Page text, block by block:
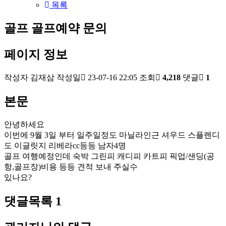
목록
골프 골프예약 문의
페이지 정보
작성자 김재삼 작성일 23-07-16 22:05 조회 4,218 댓글 1
본문
안녕하세요
이번에 9월 3일 부터 일주일정도 마닐라인근 셔우드 스플렌디
도 이글릿지 리베라cc등등 남자4명
골프 여행예정인데 숙박 그린피 캐디피 카트피 픽업/샌딩(공
항,골프장)비용 등등 견적 보내 주실수
있나요?
댓글목록 1